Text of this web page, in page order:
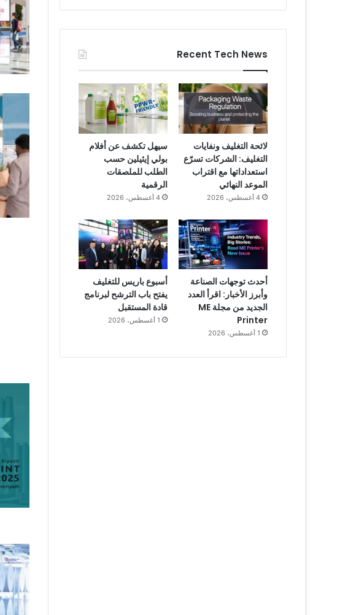
Recent Tech News
لائحة التغليف ونفايات
التغليف: الشركات تسرّع
استعداداتها مع اقتراب
الموعد النهائي
4 أغسطس، 2026
سيهل تكشف عن أفلام
بولي إيثيلين حسب
الطلب للملصقات
الرقمية
4 أغسطس، 2026
أحدث توجهات الصناعة
وأبرز الأخبار: اقرأ العدد
الجديد من مجلة ME
Printer
1 أغسطس، 2026
أسبوع باريس للتغليف
يفتح باب الترشح لبرنامج
قادة المستقبل
1 أغسطس، 2026